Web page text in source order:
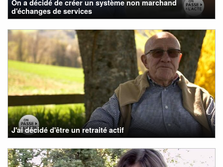
On a décidé de créer un système non marchand
d'échanges de services
J'ai décidé d'être un retraité actif